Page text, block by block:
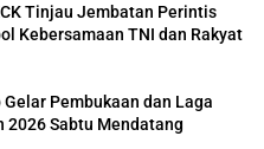
Tinjau Jembatan Perintis
Kebersamaan TNI dan Rakyat
Pembukaan dan Laga
2026 Sabtu Mendatang